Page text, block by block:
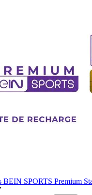
BEIN SPORTS Premium